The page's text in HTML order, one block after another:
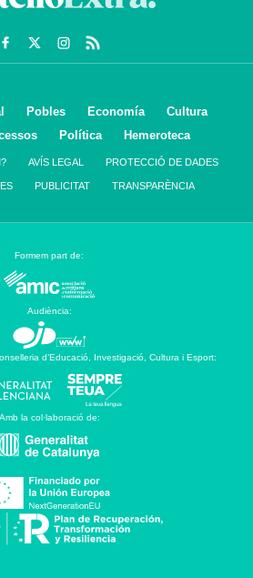
Pobles Economía
Cultura
Política Hemeroteca
AVÍS LEGAL PROTECCIÓ DE DADES
PUBLICITAT TRANSPARÈNCIA
Formem part de:
Audiència:
d’Educació, Investigació, Cultura i Esport:
Amb la col·laboració de: